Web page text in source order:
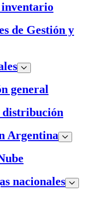
inventario
de Gestión y
general
distribución
Argentina
nacionales